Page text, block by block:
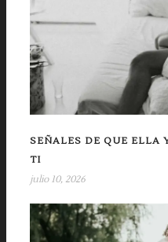
SEÑALES DE QUE ELLA
TI
julio 10, 2026